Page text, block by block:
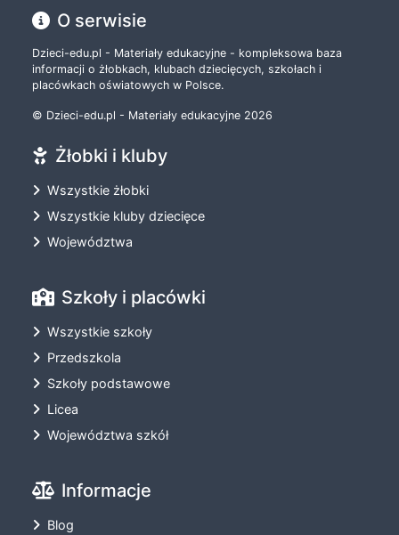
O serwisie
Dzieci-edu.pl - Materiały edukacyjne - kompleksowa baza
informacji o żłobkach, klubach dziecięcych, szkołach i
placówkach oświatowych w Polsce.
© Dzieci-edu.pl - Materiały edukacyjne 2026
Żłobki i kluby
Wszystkie żłobki
Wszystkie kluby dziecięce
Województwa
Szkoły i placówki
Wszystkie szkoły
Przedszkola
Szkoły podstawowe
Licea
Województwa szkół
Informacje
Blog